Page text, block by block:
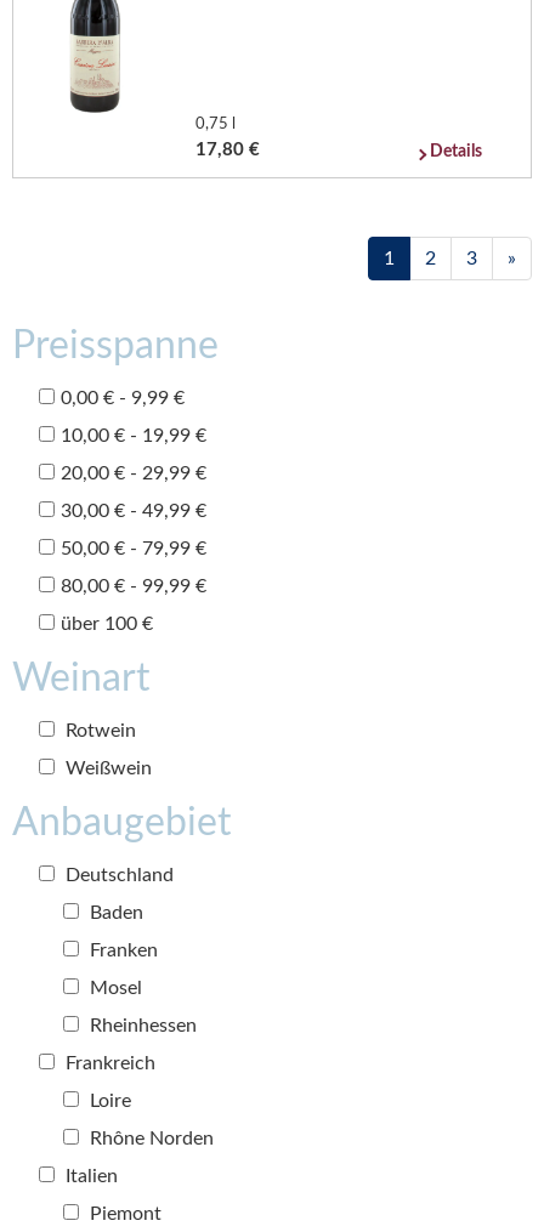
0,75 l
17,80 € Details
1 2 3 »
Preisspanne
0,00 € - 9,99 €
10,00 € - 19,99 €
20,00 € - 29,99 €
30,00 € - 49,99 €
50,00 € - 79,99 €
80,00 € - 99,99 €
über 100 €
Weinart
Rotwein
Weißwein
Anbaugebiet
Deutschland
Baden
Franken
Mosel
Rheinhessen
Frankreich
Loire
Rhône Norden
Italien
Piemont